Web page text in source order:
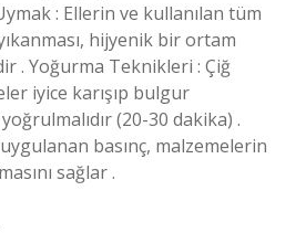
: Ellerin ve kullanılan tüm
hijyenik bir ortam
. Yoğurma Teknikleri : Çiğ
iyice karışıp bulgur
(20-30 dakika) .
basınç, malzemelerin
sağlar .